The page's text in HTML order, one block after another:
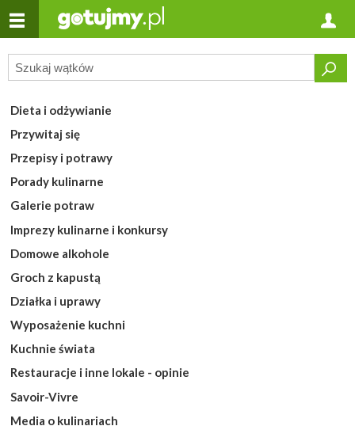
Dieta i odżywianie
Przywitaj się
Przepisy i potrawy
Porady kulinarne
Galerie potraw
Imprezy kulinarne i konkursy
Domowe alkohole
Groch z kapustą
Działka i uprawy
Wyposażenie kuchni
Kuchnie świata
Restauracje i inne lokale - opinie
Savoir-Vivre
Media o kulinariach